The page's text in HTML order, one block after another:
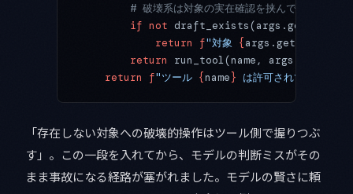
# 破壊系は対象の実在確認を挟んでから実行し
        if
not draft_exists(args.get(
            return
f"対象 {args.get(
        return
run_tool(name, args)
    return
f"ツール {name} は許可されていません"
「存在しない対象への破壊的操作はツール側で握りつぶ
す」。この一段を入れてから、モデルの判断ミスがその
まま事故になる経路が塞がれました。モデルの賢さに頼